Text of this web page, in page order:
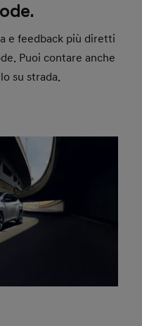
e feedback più diretti
Puoi contare anche
su strada.